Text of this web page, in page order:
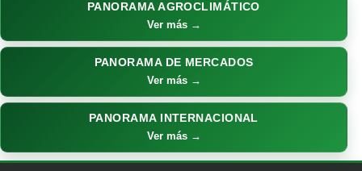
PANORAMA AGROCLIMÁTICO
Ver más →
PANORAMA DE MERCADOS
Ver más →
PANORAMA INTERNACIONAL
Ver más →